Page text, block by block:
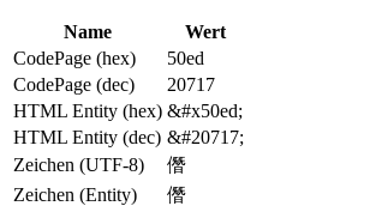
Name
Wert
CodePage (hex)
50ed
CodePage (dec)
20717
HTML Entity (hex) &#x50ed;
HTML Entity (dec) &#20717;
Zeichen (UTF-8)
僭
Zeichen (Entity)
僭